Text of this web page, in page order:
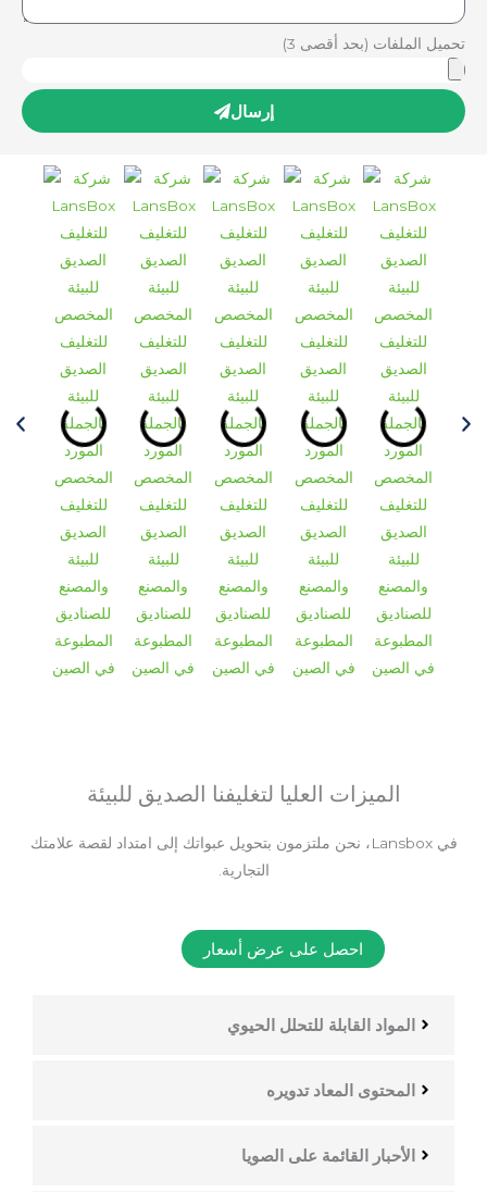
تحميل الملفات (بحد أقصى 3)
إرسال
الميزات العليا لتغليفنا الصديق للبيئة
في Lansbox، نحن ملتزمون بتحويل عبواتك إلى امتداد لقصة علامتك
التجارية.
احصل على عرض أسعار
المواد القابلة للتحلل الحيوي
المحتوى المعاد تدويره
الأحبار القائمة على الصويا